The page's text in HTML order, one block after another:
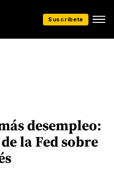
Suscríbete
desempleo:
la Fed sobre